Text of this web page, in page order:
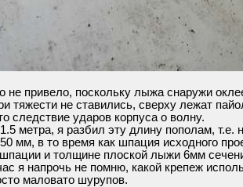
не привело, поскольку лыжа снаружи
тяжести не ставились, сверху лежат
следствие ударов корпуса о волну.
метра, я разбил эту длину пополам, т.е.
мм, в то время как шпация исходного
и толщине плоской лыжи 6мм
я напрочь не помню, какой крепеж
маловато шурупов.